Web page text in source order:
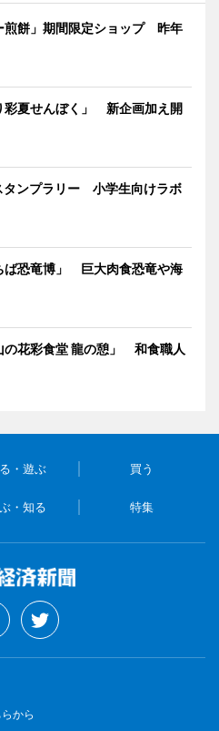
煎餅」期間限定ショップ 昨年
彩夏せんぼく」 新企画加え開
タンプラリー 小学生向けラボ
ば恐竜博」 巨大肉食恐竜や海
の花彩食堂 龍の憩」 和食職人
・遊ぶ 買う
・知る 特集
から